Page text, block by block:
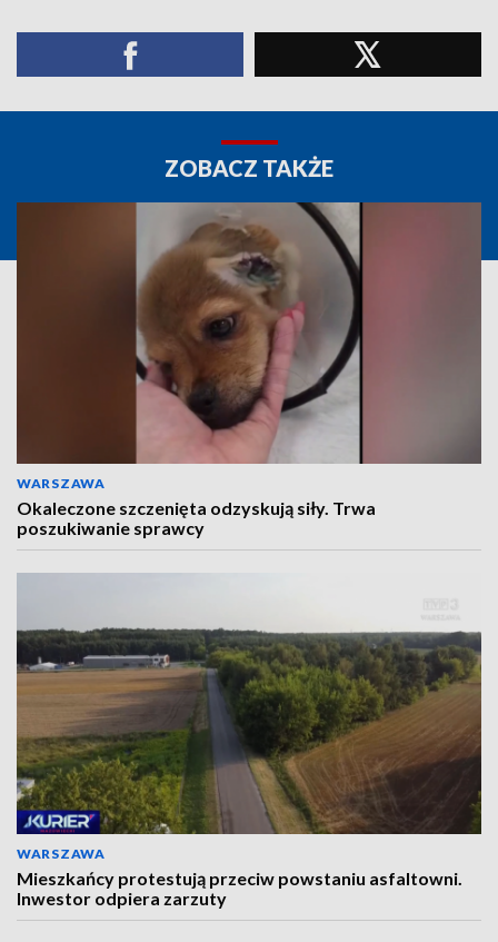
ZOBACZ TAKŻE
WARSZAWA
Okaleczone szczenięta odzyskują siły. Trwa
poszukiwanie sprawcy
WARSZAWA
Mieszkańcy protestują przeciw powstaniu asfaltowni.
Inwestor odpiera zarzuty